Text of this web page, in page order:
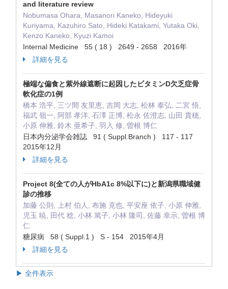
and literature review
Nobumasa Ohara, Masanori Kaneko, Hideyuki
Kuriyama, Kazuhiro Sato, Hideki Katakami, Yutaka Oki,
Kenzo Kaneko, Kyuzi Kamoi
Internal Medicine 55 ( 18 ) 2649 - 2658 2016年
詳細を見る
極端な偏食と紫外線遮断に起因したビタミンD欠乏症骨
軟化症の1例
橋本 浩平, 三ツ間 友里恵, 吉岡 大志, 松林 泰弘, 二宮 悟,
福武 嶺一, 阿部 孝洋, 石澤 正博, 松永 佐澄志, 山田 貴穂,
小原 伸雅, 鈴木 亜希子, 羽入 修, 曽根 博仁
日本内分泌学会雑誌 91 ( Suppl.Branch ) 117 - 117
2015年12月
詳細を見る
Project 8(全ての人がHbA1c 8%以下に)と新潟県職域健
診の推移
加藤 公則, 上村 伯人, 布施 克也, 平安座 依子, 小原 伸雅,
児玉 暁, 田代 稔, 小林 篤子, 小林 隆司, 佐藤 幸示, 曽根 博
仁
糖尿病 58 ( Suppl.1 ) S - 154 2015年4月
詳細を見る
▶ 全件表示